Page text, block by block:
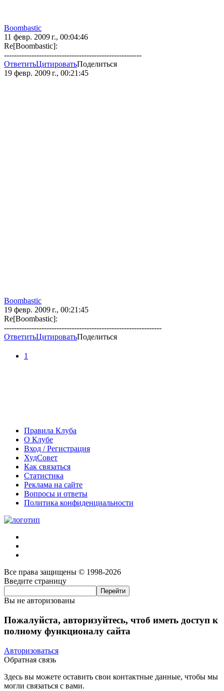
Boombastic
11 февр. 2009 г., 00:04:46
Re[Boombastic]:
-------------------------------------------------------
ОтветитьЦитироватьПоделиться
19 февр. 2009 г., 00:21:45
Boombastic
19 февр. 2009 г., 00:21:45
Re[Boombastic]:
---------------------------------------------------------------
ОтветитьЦитироватьПоделиться
1
Правила Клуба
О Клубе
Вход / Регистрация
ХудСовет
Как связаться
Статистика
Реклама на сайте
Вопросы и ответы
Политика конфиденциальности
Все права защищены © 1998-2026
Введите страницу
Вы не авторизованы
Пожалуйста, авторизуйтесь, чтоб иметь доступ к
полному функционалу сайта
Авторизоваться
Обратная связь
Здесь вы можете оставить свои контактные данные, чтобы мы
могли связаться с вами.